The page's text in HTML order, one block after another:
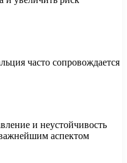
часто сопровождается
и неустойчивость
аспектом